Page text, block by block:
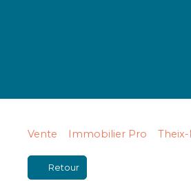
Vente Immobilier Pro
Retour